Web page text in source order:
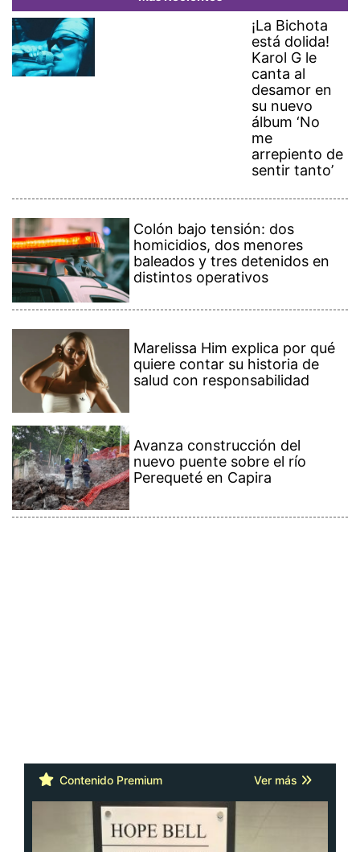
¡La Bichota
está dolida!
Karol G le
canta al
desamor en
su nuevo
álbum ‘No
me
arrepiento de
sentir tanto’
Colón bajo tensión: dos
homicidios, dos menores
baleados y tres detenidos en
distintos operativos
Marelissa Him explica por qué
quiere contar su historia de
salud con responsabilidad
Avanza construcción del
nuevo puente sobre el río
Perequeté en Capira
Contenido Premium Ver más